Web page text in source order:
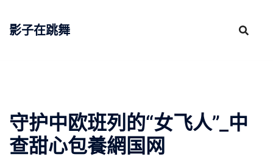
影子在跳舞
守护中欧班列的“女飞人”_中
查甜心包養網国网